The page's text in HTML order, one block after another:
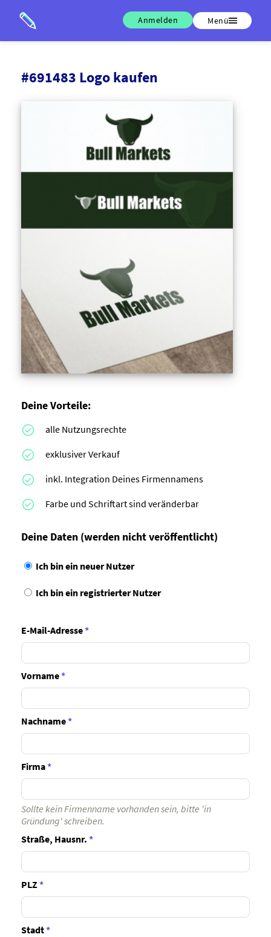
Anmelden Menü
#691483 Logo kaufen
Deine Vorteile:
alle Nutzungsrechte
exklusiver Verkauf
inkl. Integration Deines Firmennamens
Farbe und Schriftart sind veränderbar
Deine Daten (werden nicht veröffentlicht)
Ich bin ein neuer Nutzer
Ich bin ein registrierter Nutzer
E-Mail-Adresse*
Vorname*
Nachname*
Firma*
Sollte kein Firmenname vorhanden sein, bitte 'in
Gründung' schreiben.
Straße, Hausnr. *
PLZ*
Stadt*